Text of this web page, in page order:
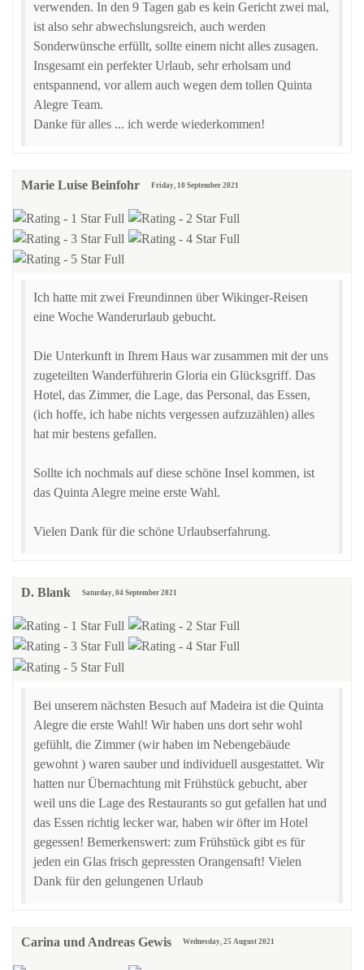
verwenden. In den 9 Tagen gab es kein Gericht zwei mal,
ist also sehr abwechslungsreich, auch werden
Sonderwünsche erfüllt, sollte einem nicht alles zusagen.
Insgesamt ein perfekter Urlaub, sehr erholsam und
entspannend, vor allem auch wegen dem tollen Quinta
Alegre Team.
Danke für alles ... ich werde wiederkommen!
Marie Luise Beinfohr Friday, 10 September 2021
Ich hatte mit zwei Freundinnen über Wikinger-Reisen
eine Woche Wanderurlaub gebucht.
Die Unterkunft in Ihrem Haus war zusammen mit der uns
zugeteilten Wanderführerin Gloria ein Glücksgriff. Das
Hotel, das Zimmer, die Lage, das Personal, das Essen,
(ich hoffe, ich habe nichts vergessen aufzuzählen) alles
hat mir bestens gefallen.
Sollte ich nochmals auf diese schöne Insel kommen, ist
das Quinta Alegre meine erste Wahl.
Vielen Dank für die schöne Urlaubserfahrung.
D. Blank Saturday, 04 September 2021
Bei unserem nächsten Besuch auf Madeira ist die Quinta
Alegre die erste Wahl! Wir haben uns dort sehr wohl
gefühlt, die Zimmer (wir haben im Nebengebäude
gewohnt ) waren sauber und individuell ausgestattet. Wir
hatten nur Übernachtung mit Frühstück gebucht, aber
weil uns die Lage des Restaurants so gut gefallen hat und
das Essen richtig lecker war, haben wir öfter im Hotel
gegessen! Bemerkenswert: zum Frühstück gibt es für
jeden ein Glas frisch gepressten Orangensaft! Vielen
Dank für den gelungenen Urlaub
Carina und Andreas Gewis Wednesday, 25 August 2021